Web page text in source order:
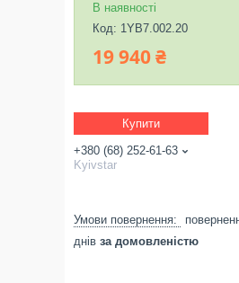
В наявності
Код: 1YB7.002.20
19 940 ₴
Купити
+380 (68) 252-61-63
Kyivstar
днів за домовленістю